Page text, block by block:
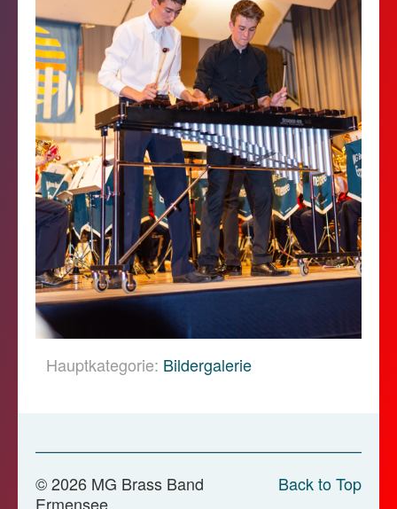
Hauptkategorie: Bildergalerie
Back to Top
© 2026 MG Brass Band
Ermensee